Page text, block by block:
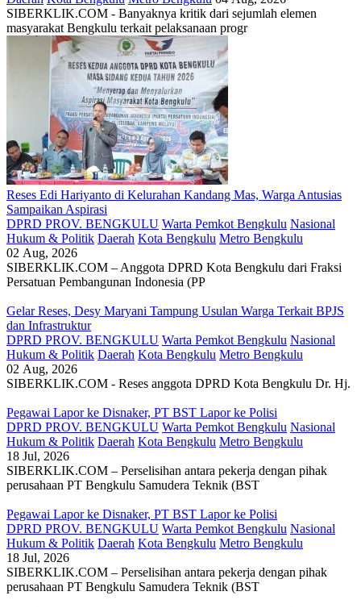
‎SIBERKLIK.COM - Banyaknya kritik dari sejumlah elemen
masyarakat Bengkulu terkait pelaksanaan progr
Reses Edi Hariyanto di Kelurahan Kandang Mas, Warga Antusias
Sampaikan Aspirasi
DPRD PROV. BENGKULU Warta Pemkot Bengkulu Nasional
Hukum & Politik Daerah Kota Bengkulu Metro Bengkulu
02 Aug, 2026
SIBERKLIK.COM – Anggota DPRD Kota Bengkulu dari Fraksi
Persatuan Pembangunan Indonesia (PP
Gelar Reses, Desy Maryani Tampung Usulan Warga Terkait BPJS
dan Infrastruktur
DPRD PROV. BENGKULU Warta Pemkot Bengkulu Nasional
Hukum & Politik Daerah Kota Bengkulu Metro Bengkulu
02 Aug, 2026
SIBERKLIK.COM - Reses anggota DPRD Kota Bengkulu Dr. Hj.
Pegawai Lapor ke Disnaker, PT BST Lapor ke Polisi
DPRD PROV. BENGKULU Warta Pemkot Bengkulu Nasional
Hukum & Politik Daerah Kota Bengkulu Metro Bengkulu
18 Jul, 2026
SIBERKLIK.COM – Perselisihan antara pekerja dengan pihak
perusahaan PT Bengkulu Samudera Teknik (BST
Pegawai Lapor ke Disnaker, PT BST Lapor ke Polisi
DPRD PROV. BENGKULU Warta Pemkot Bengkulu Nasional
Hukum & Politik Daerah Kota Bengkulu Metro Bengkulu
18 Jul, 2026
SIBERKLIK.COM – Perselisihan antara pekerja dengan pihak
perusahaan PT Bengkulu Samudera Teknik (BST